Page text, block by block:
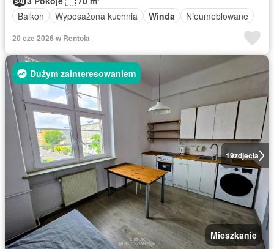
Balkon
Wyposażona kuchnia Winda Nieumeblowane
20 cze 2026 w Rentola
19zdjęcia
Dużym zainteresowaniem
Mieszkanie